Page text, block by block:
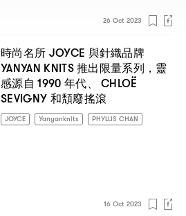
26 Oct 2023
時尚名所 JOYCE 與針織品牌
YANYAN KNITS推出限量系列 ， 靈
感源自 1990 年代、
CHLOË
SEVIGNY 和頽廢搖滾
JOYCE Yanyanknits PHYLLIS CHAN
16 Oct 2023